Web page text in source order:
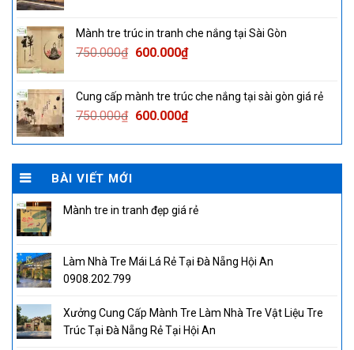
750.000₫.600.000₫.
Mành tre trúc in tranh che nắng tại Sài Gòn
750.000₫ Original
750.000₫.
600.000₫Current
600.000₫.
Cung cấp mành tre trúc che nắng tại sài gòn giá rẻ
750.000₫ Original
was:
750.000₫.
600.000₫Current
is:
600.000₫.
BÀI VIẾT MỚI
Mành tre in tranh đẹp giá rẻ
Làm Nhà Tre Mái Lá Rẻ Tại Đà Nẵng Hội An
0908.202.799
Xưởng Cung Cấp Mành Tre Làm Nhà Tre Vật Liệu Tre
Trúc Tại Đà Nẵng Rẻ Tại Hội An